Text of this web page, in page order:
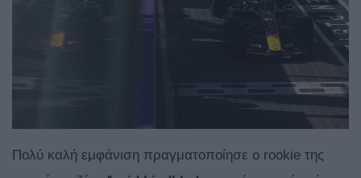
Πολύ καλή εμφάνιση πραγματοποίησε ο rookie της